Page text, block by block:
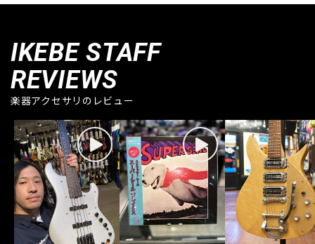
IKEBE STAFF
REVIEWS
楽器アクセサリのレビュー